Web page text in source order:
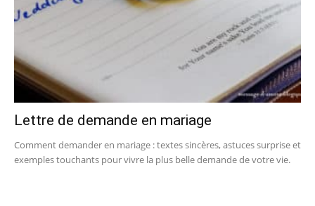
Lettre de demande en mariage
Comment demander en mariage : textes sincères, astuces surprise et
exemples touchants pour vivre la plus belle demande de votre vie.